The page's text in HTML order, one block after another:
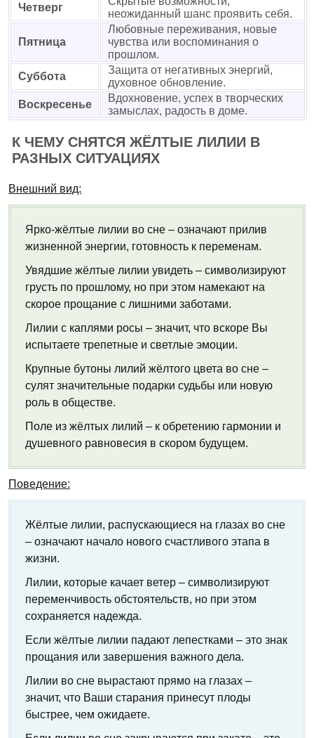
Четверг
неожиданный шанс проявить себя.
Пятница
Любовные переживания, новые
чувства или воспоминания о
прошлом.
Суббота
Защита от негативных энергий,
духовное обновление.
Воскресенье
Вдохновение, успех в творческих
замыслах, радость в доме.
К ЧЕМУ СНЯТСЯ ЖЁЛТЫЕ ЛИЛИИ В
РАЗНЫХ СИТУАЦИЯХ
Внешний вид:
Ярко-жёлтые лилии во сне – означают прилив
жизненной энергии, готовность к переменам.
Увядшие жёлтые лилии увидеть – символизируют
грусть по прошлому, но при этом намекают на
скорое прощание с лишними заботами.
Лилии с каплями росы – значит, что вскоре Вы
испытаете трепетные и светлые эмоции.
Крупные бутоны лилий жёлтого цвета во сне –
сулят значительные подарки судьбы или новую
роль в обществе.
Поле из жёлтых лилий – к обретению гармонии и
душевного равновесия в скором будущем.
Поведение:
Жёлтые лилии, распускающиеся на глазах во сне
– означают начало нового счастливого этапа в
жизни.
Лилии, которые качает ветер – символизируют
переменчивость обстоятельств, но при этом
сохраняется надежда.
Если жёлтые лилии падают лепестками – это знак
прощания или завершения важного дела.
Лилии во сне вырастают прямо на глазах –
значит, что Ваши старания принесут плоды
быстрее, чем ожидаете.